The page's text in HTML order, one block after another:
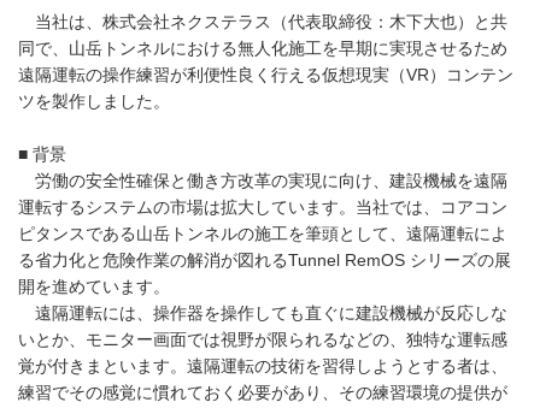
当社は、株式会社ネクステラス（代表取締役：木下大也）と共
同で、山岳トンネルにおける無人化施工を早期に実現させるため
遠隔運転の操作練習が利便性良く行える仮想現実（VR）コンテン
ツを製作しました。
■ 背景
労働の安全性確保と働き方改革の実現に向け、建設機械を遠隔
運転するシステムの市場は拡大しています。当社では、コアコン
ピタンスである山岳トンネルの施工を筆頭として、遠隔運転によ
る省力化と危険作業の解消が図れるTunnel RemOS シリーズの展
開を進めています。
遠隔運転には、操作器を操作しても直ぐに建設機械が反応しな
いとか、モニター画面では視野が限られるなどの、独特な運転感
覚が付きまといます。遠隔運転の技術を習得しようとする者は、
練習でその感覚に慣れておく必要があり、その練習環境の提供が